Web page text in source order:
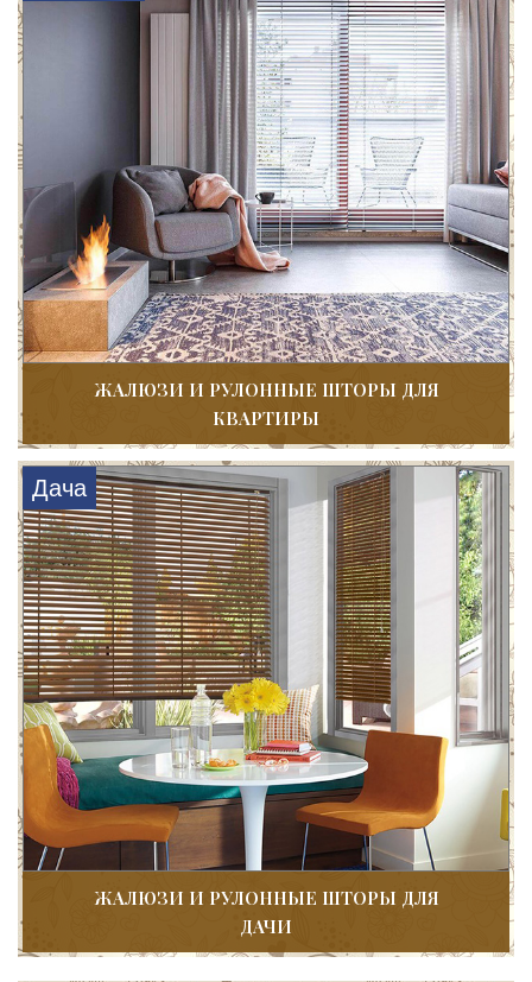
ЖАЛЮЗИ И РУЛОННЫЕ ШТОРЫ ДЛЯ
КВАРТИРЫ
Дача
ЖАЛЮЗИ И РУЛОННЫЕ ШТОРЫ ДЛЯ
ДАЧИ